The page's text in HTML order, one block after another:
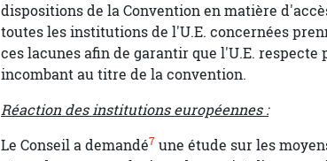
dispositions de la Convention en matière
toutes les institutions de l'U.E. concernées
ces lacunes afin de garantir que l'U.E.
incombant au titre de la convention.
Réaction des institutions européennes :
Le Conseil a demandé7 une étude sur les